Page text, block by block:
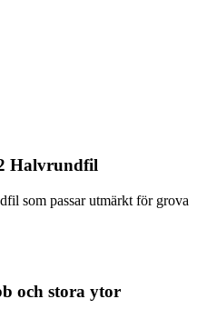
Halvrundfil
som passar utmärkt för grova
och stora ytor